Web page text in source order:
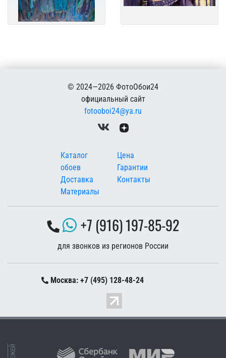
© 2024—2026 ФотоОбои24
официальный сайт
fotooboi24@ya.ru
Меню в подвале
Каталог
обоев
Доставка
Материалы
Цена
Гарантии
Контакты
+7 (916) 197-85-92
для звонков из регионов России
Москва: +7 (495) 128-48-24